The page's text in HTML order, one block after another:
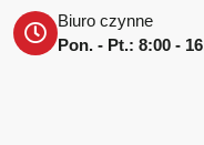
Biuro czynne
Pon. - Pt.: 8:00 -